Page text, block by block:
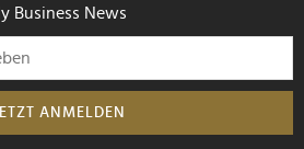
die Sie ihnen bereitgestellt
Rahmen Ihrer Nutzung der Dienste
Business News
ANMELDEN